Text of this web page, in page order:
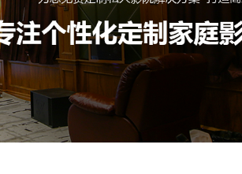
乐
统
帘
开关
丹麦丹拿
丹麦达尼
法国阿酷司
意大利SIM2
品牌资讯